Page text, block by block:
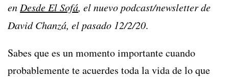
enDesde El Sofá, el nuevo podcast/newsletter de
David Chanzá, el pasado 12/2/20.
Sabes que es un momento importante cuando
probablemente te acuerdes toda la vida de lo que